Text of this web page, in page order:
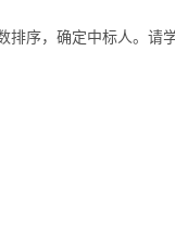
序，确定中标人。请